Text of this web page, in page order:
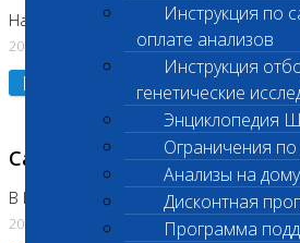
Инструкция по
оплате анализов
Инструкция
генетические
Энциклопедия
Ограничения
Анализы на дому
Дисконтная
Программа
На Нагорной
20.07.2026
Подробнее
Санитарный день
В Коломне 20.07.2026
20.07.2026